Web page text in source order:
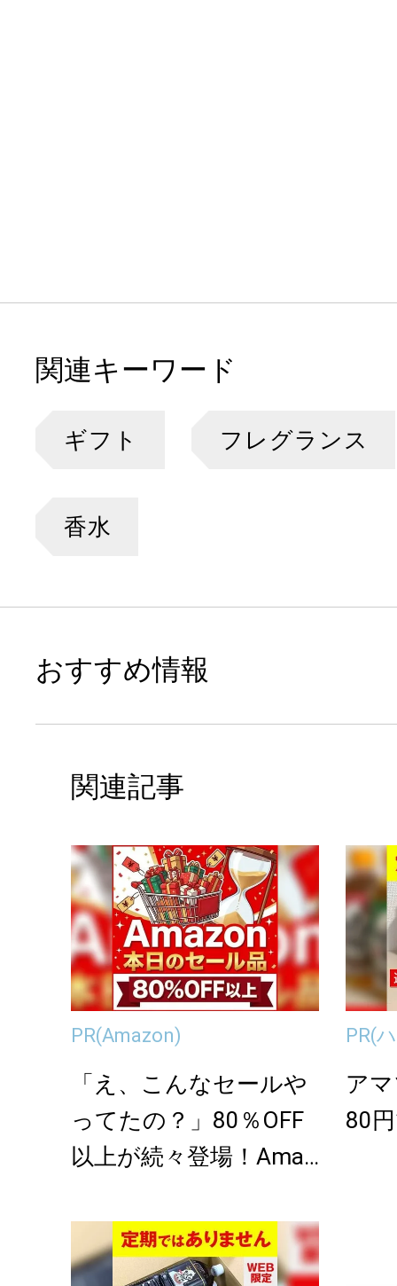
関連キーワード
ギフト フレグランス
香水
おすすめ情報
関連記事
PR(Amazon)
「え、こんなセールや
ってたの？」80％OFF
以上が続々登場！Amaz
PR(
ア
80